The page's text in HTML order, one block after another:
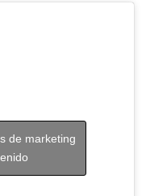
de marketing